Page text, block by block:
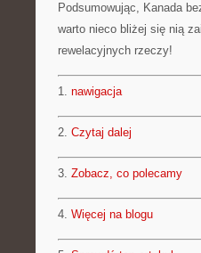
Podsumowując, Kanada
warto nieco bliżej się nią
rewelacyjnych rzeczy!
1. nawigacja
2. Czytaj dalej
3. Zobacz, co polecamy
4. Więcej na blogu